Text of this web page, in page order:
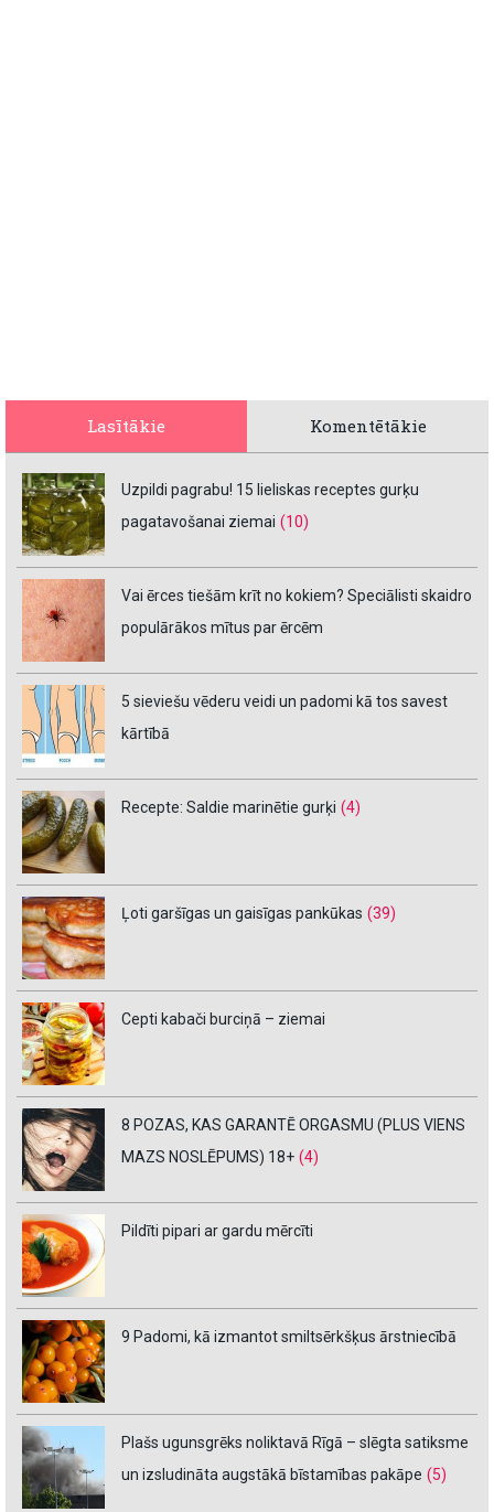
Lasītākie Komentētākie
Uzpildi pagrabu! 15 lieliskas receptes gurķu
pagatavošanai ziemai (10)
Vai ērces tiešām krīt no kokiem? Speciālisti skaidro
populārākos mītus par ērcēm
5 sieviešu vēderu veidi un padomi kā tos savest
kārtībā
Recepte: Saldie marinētie gurķi (4)
Ļoti garšīgas un gaisīgas pankūkas (39)
Cepti kabači burciņā – ziemai
8 POZAS, KAS GARANTĒ ORGASMU (PLUS VIENS
MAZS NOSLĒPUMS) 18+ (4)
Pildīti pipari ar gardu mērcīti
9 Padomi, kā izmantot smiltsērkšķus ārstniecībā
Plašs ugunsgrēks noliktavā Rīgā – slēgta satiksme
un izsludināta augstākā bīstamības pakāpe (5)